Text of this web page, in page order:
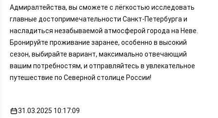
Адмиралтейства, вы сможете с лёгкостью исследовать
главные достопримечательности Санкт-Петербурга и
насладиться незабываемой атмосферой города на Неве.
Бронируйте проживание заранее, особенно в высокий
сезон, выбирайте вариант, максимально отвечающий
вашим потребностям, и отправляйтесь в увлекательное
путешествие по Северной столице России!
31.03.2025 10:17:09